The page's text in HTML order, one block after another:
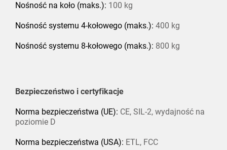
Nośność na koło (maks.): 100 kg
Nośność systemu 4-kołowego (maks.): 400 kg
Nośność systemu 8-kołowego (maks.): 800 kg
Bezpieczeństwo i certyfikacje
Norma bezpieczeństwa (UE): CE, SIL-2, wydajność na
poziomie D
Norma bezpieczeństwa (USA): ETL, FCC